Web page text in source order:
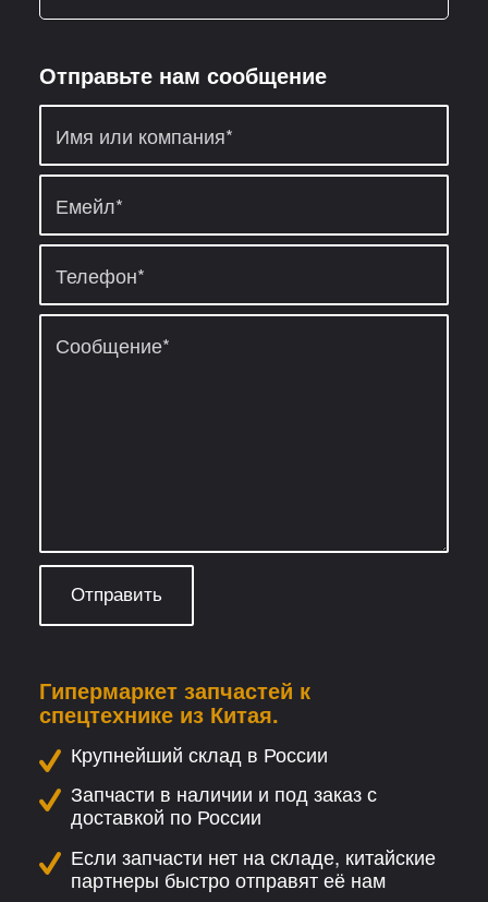
Отправьте нам сообщение
Гипермаркет запчастей к
спецтехнике из Китая.
Крупнейший склад в России
Запчасти в наличии и под заказ с
доставкой по России
Если запчасти нет на складе, китайские
партнеры быстро отправят её нам